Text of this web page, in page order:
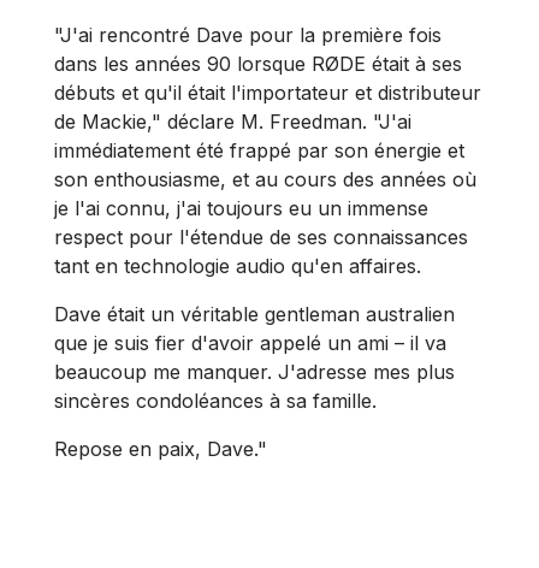
"J'ai rencontré Dave pour la première fois
dans les années 90 lorsque RØDE était à ses
débuts et qu'il était l'importateur et distributeur
de Mackie," déclare M. Freedman. "J'ai
immédiatement été frappé par son énergie et
son enthousiasme, et au cours des années où
je l'ai connu, j'ai toujours eu un immense
respect pour l'étendue de ses connaissances
tant en technologie audio qu'en affaires.
Dave était un véritable gentleman australien
que je suis fier d'avoir appelé un ami – il va
beaucoup me manquer. J'adresse mes plus
sincères condoléances à sa famille.
Repose en paix, Dave."